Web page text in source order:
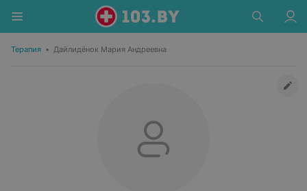
Терапия • Дайлидёнок Мария Андреевна